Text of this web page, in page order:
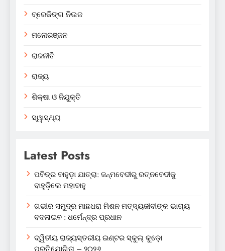
ବ୍ରେକିଙ୍ଗ ନିଉଜ
ମନୋରଞ୍ଜନ
ରାଜନୀତି
ରାଜ୍ୟ
ଶିକ୍ଷା ଓ ନିଯୁକ୍ତି
ସ୍ୱାସ୍ଥ୍ୟ
Latest Posts
ପବିତ୍ର ବାହୁଡ଼ା ଯାତ୍ରା: ଜନ୍ମବେଦୀରୁ ରତ୍ନବେଦୀକୁ
ବାହୁଡ଼ିଲେ ମହାବାହୁ
ଗଭୀର ସମୁଦ୍ର ମାଛଧରା ମିଶନ ମତ୍ସ୍ୟଜୀବୀଙ୍କ ଭାଗ୍ୟ
ବଦଳାଇବ : ଧର୍ମେନ୍ଦ୍ର ପ୍ରଧାନ
ଦ୍ୱିତୀୟ ରାଜ୍ୟସ୍ତରୀୟ ଇଣ୍ଟର ସ୍କୁଲ୍ କୁଡ଼ୋ